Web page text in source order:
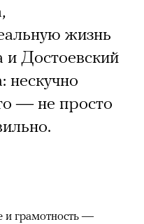
жизнь
Достоевский
нескучно
— не просто
и грамотность —